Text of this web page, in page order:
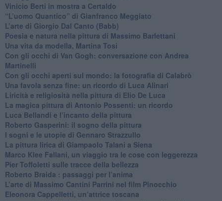
Vinicio Berti in mostra a Certaldo
“L’uomo Quantico” di Gianfranco Meggiato
​L’arte di Giorgio Dal Canto (Babb)
Poesia e natura nella pittura di Massimo Barlettani
Una vita da modella, Martina Tosi
​Con gli occhi di Van Gogh: conversazione con Andrea
Martinelli
​Con gli occhi aperti sul mondo: la fotografia di Calabrò
Una favola senza fine: un ricordo di Luca Alinari
Liricità e religiosità nella pittura di Elio De Luca
La magica pittura di Antonio Possenti: un ricordo
Luca Bellandi e l’incanto della pittura
​Roberto Gasperini: il sogno della pittura
I sogni e le utopie di Gennaro Strazzullo
La pittura lirica di Giampaolo Talani a Siena
​Marco Klee Fallani, un viaggio tra le cose con leggerezza
​Pier Toffoletti sulle tracce della bellezza
​Roberto Braida : passaggi per l’anima
​L’arte di Massimo Cantini Parrini nel film Pinocchio
Eleonora Cappelletti, un’attrice toscana